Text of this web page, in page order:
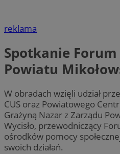
reklama
Spotkanie
Powiatu
W obradach wzięli udział
CUS oraz Powiatowego
Grażyną Nazar z Zarządu
Wycisło, przewodniczący
ośrodków pomocy
swoich działań.